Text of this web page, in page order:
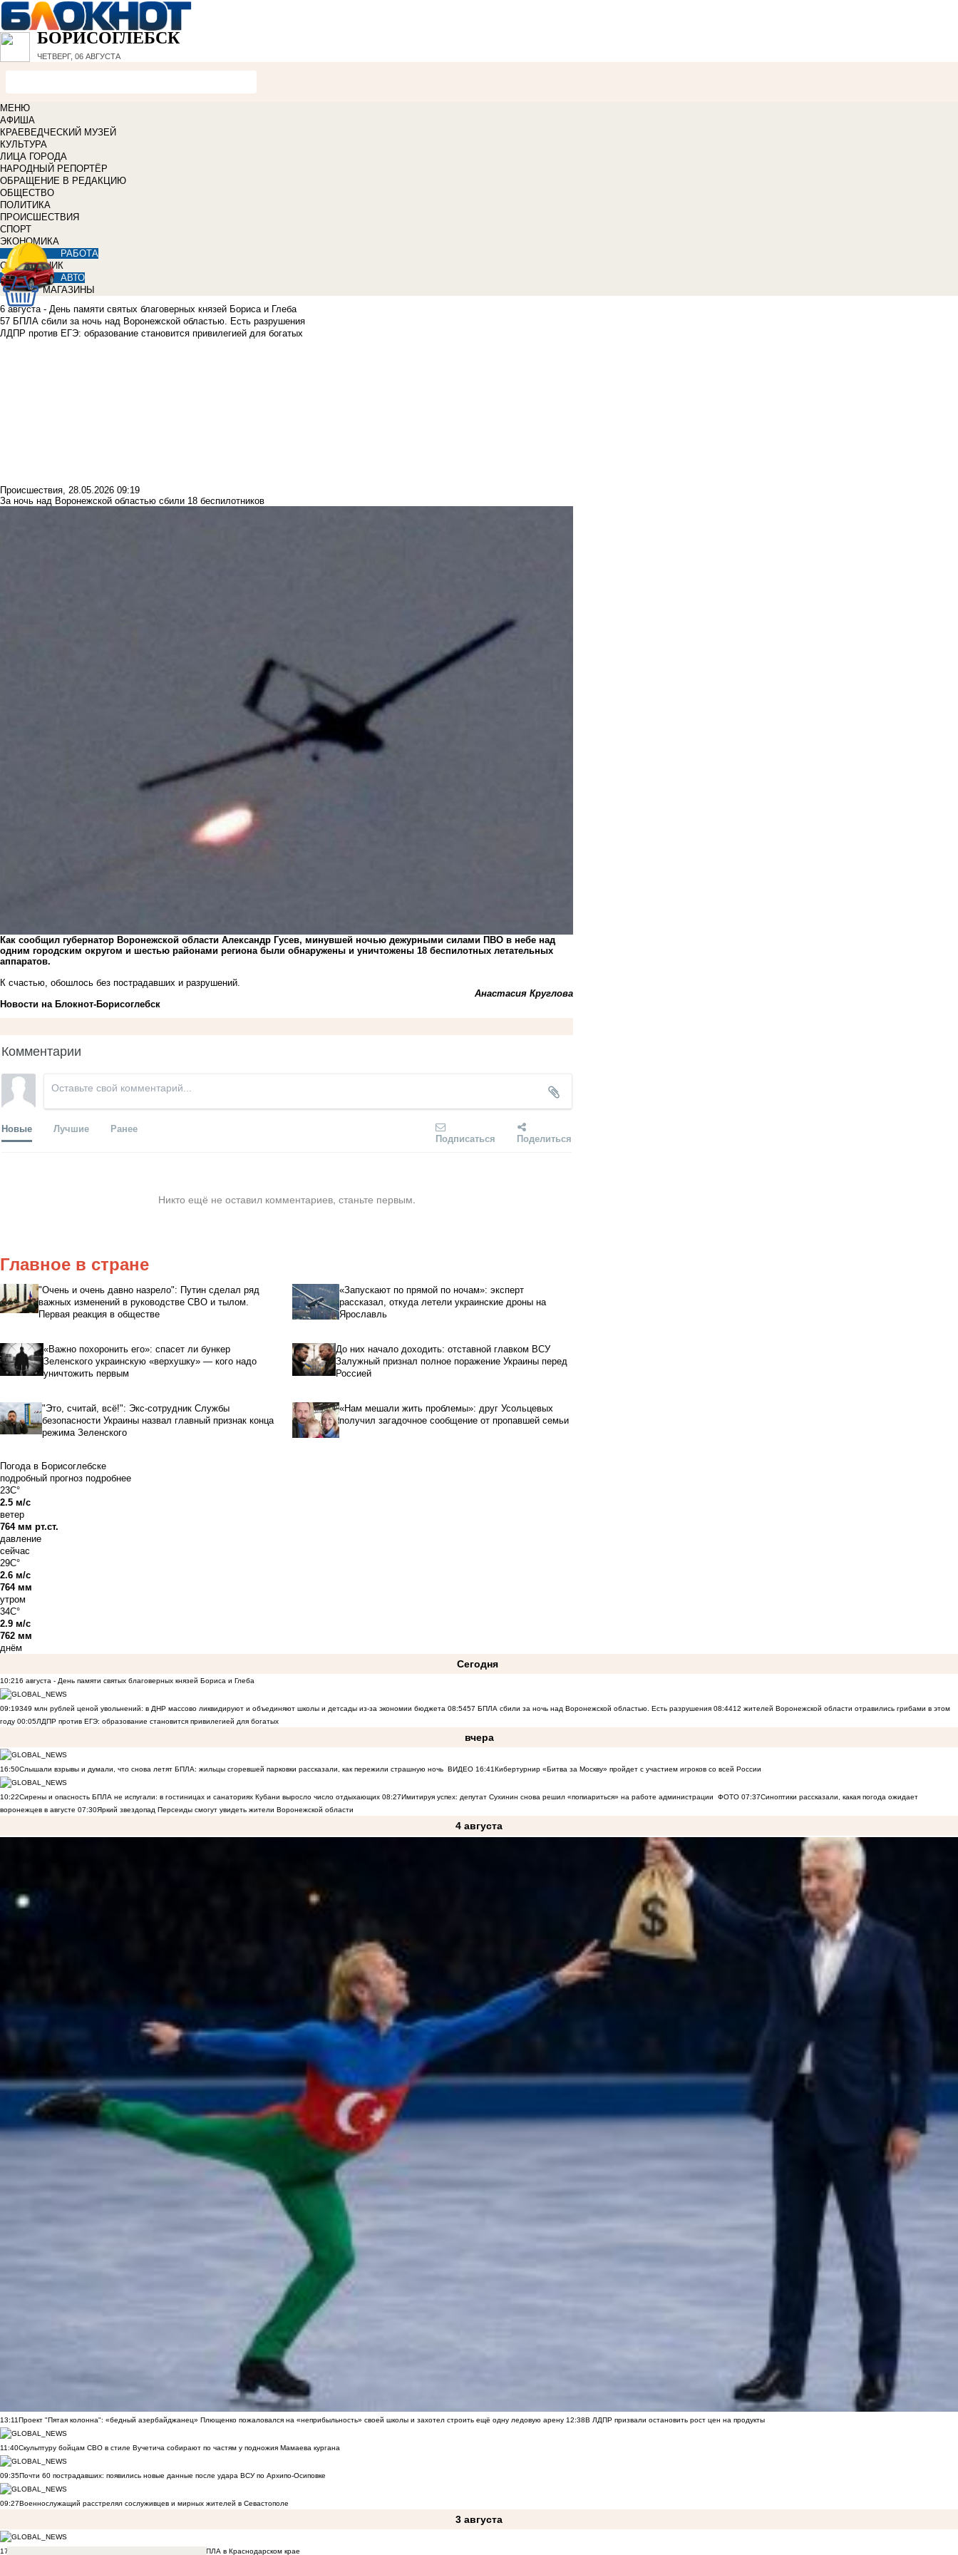
БОРИСОГЛЕБСК
ЧЕТВЕРГ, 06 АВГУСТА
МЕНЮ
АФИША
КРАЕВЕДЧЕСКИЙ МУЗЕЙ
КУЛЬТУРА
ЛИЦА ГОРОДА
НАРОДНЫЙ РЕПОРТЁР
ОБРАЩЕНИЕ В РЕДАКЦИЮ
ОБЩЕСТВО
ПОЛИТИКА
ПРОИСШЕСТВИЯ
СПОРТ
ЭКОНОМИКА
РАБОТА
СПРАВОЧНИК
АВТО
МАГАЗИНЫ
6 августа - День памяти святых благоверных князей Бориса и Глеба
57 БПЛА сбили за ночь над Воронежской областью. Есть разрушения
ЛДПР против ЕГЭ: образование становится привилегией для богатых
Происшествия, 28.05.2026 09:19
За ночь над Воронежской областью сбили 18 беспилотников
Как сообщил губернатор Воронежской области Александр Гусев, минувшей ночью дежурными силами ПВО в небе над
одним городским округом и шестью районами региона были обнаружены и уничтожены 18 беспилотных летательных
аппаратов.
К счастью, обошлось без пострадавших и разрушений.
Анастасия Круглова
Новости на Блoкнoт-Борисоглебск
Комментарии
Новые Лучшие Ранее
Подписаться Поделиться
Никто ещё не оставил комментариев, станьте первым.
Главное в стране
"Очень и очень давно назрело": Путин сделал ряд
важных изменений в руководстве СВО и тылом.
Первая реакция в обществе
«Запускают по прямой по ночам»: эксперт
рассказал, откуда летели украинские дроны на
Ярославль
«Важно похоронить его»: спасет ли бункер
Зеленского украинскую «верхушку» — кого надо
уничтожить первым
До них начало доходить: отставной главком ВСУ
Залужный признал полное поражение Украины перед
Россией
"Это, считай, всё!": Экс-сотрудник Службы
безопасности Украины назвал главный признак конца
режима Зеленского
«Нам мешали жить проблемы»: друг Усольцевых
получил загадочное сообщение от пропавшей семьи
Погода в Борисоглебске
подробный прогноз подробнее
23C°
2.5 м/с
ветер
764 мм рт.ст.
давление
сейчас
29C°
2.6 м/с
764 мм
утром
34C°
2.9 м/с
762 мм
днём
Сегодня
10:216 августа - День памяти святых благоверных князей Бориса и Глеба
09:19349 млн рублей ценой увольнений: в ДНР массово ликвидируют и объединяют школы и детсады из-за экономии бюджета 08:5457 БПЛА сбили за ночь над Воронежской областью. Есть разрушения 08:4412 жителей Воронежской области отравились грибами в этом
году 00:05ЛДПР против ЕГЭ: образование становится привилегией для богатых
вчера
16:50Слышали взрывы и думали, что снова летят БПЛА: жильцы сгоревшей парковки рассказали, как пережили страшную ночь ВИДЕО 16:41Кибертурнир «Битва за Москву» пройдет с участием игроков со всей России
10:22Сирены и опасность БПЛА не испугали: в гостиницах и санаториях Кубани выросло число отдыхающих 08:27Имитируя успех: депутат Сухинин снова решил «попиариться» на работе администрации ФОТО 07:37Синоптики рассказали, какая погода ожидает
воронежцев в августе 07:30Яркий звездопад Персеиды смогут увидеть жители Воронежской области
4 августа
13:11Проект "Пятая колонна": «бедный азербайджанец» Плющенко пожаловался на «неприбыльность» своей школы и захотел строить ещё одну ледовую арену 12:38В ЛДПР призвали остановить рост цен на продукты
11:40Скульптуру бойцам СВО в стиле Вучетича собирают по частям у подножия Мамаева кургана
09:35Почти 60 пострадавших: появились новые данные после удара ВСУ по Архипо-Осиповке
09:27Военнослужащий расстрелял сослуживцев и мирных жителей в Севастополе
3 августа
17:50 Двое малышей из Шахт погибли в результате атаки БПЛА в Краснодарском крае